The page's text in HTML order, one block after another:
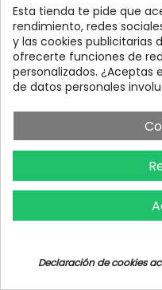
Clavijo, 23 - Gran Canaria
GC: 828071656
Vinófilos Santa Cruz:
Martín Menis, 5 - Tenerife
TF: 663387208
Esta tienda te pide que
rendimiento, redes
y las cookies publicitarias
ofrecerte funciones de
personalizados. ¿Aceptas
de datos personales
Declaración de cookies